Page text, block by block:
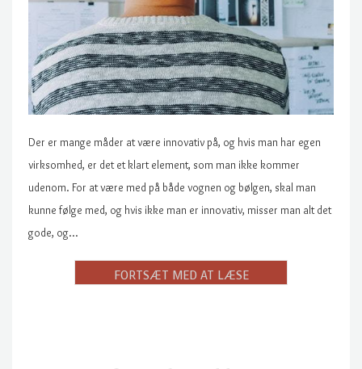
Der er mange måder at være innovativ på, og hvis man har egen
virksomhed, er det et klart element, som man ikke kommer
udenom. For at være med på både vognen og bølgen, skal man
kunne følge med, og hvis ikke man er innovativ, misser man alt det
gode, og…